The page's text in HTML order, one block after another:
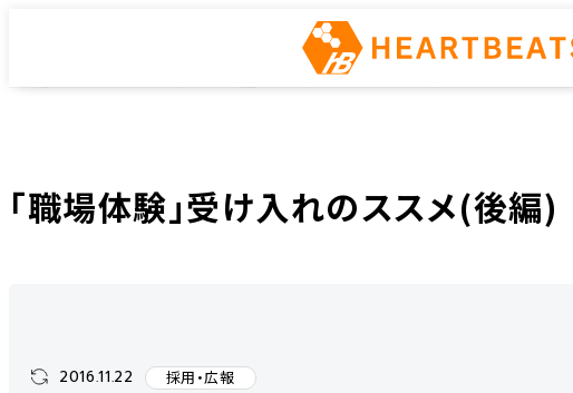
「職場体験」受け入れのススメ(後編)
2016.11.22 採用・広報